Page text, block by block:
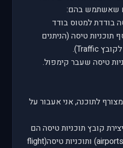
שאשתמש בהם:
בודדת למטוס בודד
תוכניות טיסה (הניתנים
(Traffic
.
טיסה שעבר קימפול.
לתוכנה, אני אעבור על
קובץ תוכניות טיסה הם
airports) ותוכניות טיסה(flight